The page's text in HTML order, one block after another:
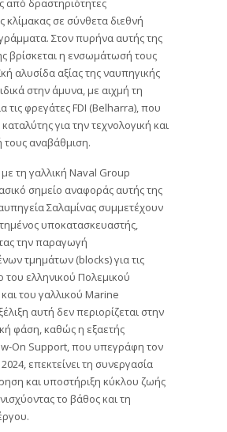
κλίμακας σε σύνθετα διεθνή
Στον πυρήνα αυτής της
βρίσκεται η ενσωμάτωσή τους
αλυσίδα αξίας της ναυπηγικής
στην άμυνα, με αιχμή τη
τις φρεγάτες FDI (Belharra), που
για την τεχνολογική και
τους αναβάθμιση.
τη γαλλική Naval Group
σημείο αναφοράς αυτής της
Σαλαμίνας συμμετέχουν
υποκατασκευαστής,
την παραγωγή
τμημάτων (blocks) για τις
του ελληνικού Πολεμικού
του γαλλικού Marine
αυτή δεν περιορίζεται στην
φάση, καθώς η εξαετής
On Support, που υπεγράφη τον
επεκτείνει τη συνεργασία
και υποστήριξη κύκλου ζωής
το βάθος και τη